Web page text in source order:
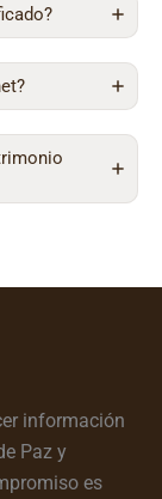
información
Paz y
es